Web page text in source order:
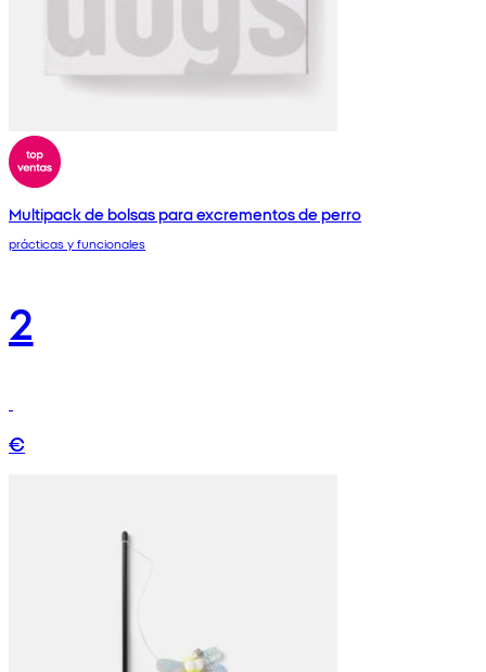
Multipack de bolsas para excrementos de perro
prácticas y funcionales
2
€